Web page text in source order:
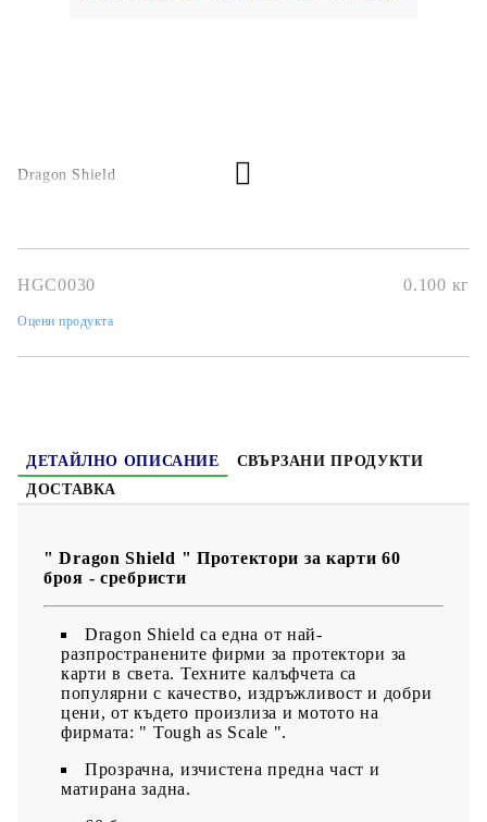
Dragon Shield
HGC0030 0.100 кг
Оцени продукта
ДЕТАЙЛНО ОПИСАНИЕ
СВЪРЗАНИ ПРОДУКТИ
ДОСТАВКА
" Dragon Shield " Протектори за карти 60
броя - сребристи
Dragon Shield са една от най-
разпространените фирми за протектори за
карти в света. Техните калъфчета са
популярни с качество, издръжливост и добри
цени, от където произлиза и мотото на
фирмата: " Tough as Scale ".
Прозрачна, изчистена предна част и
матирана задна.